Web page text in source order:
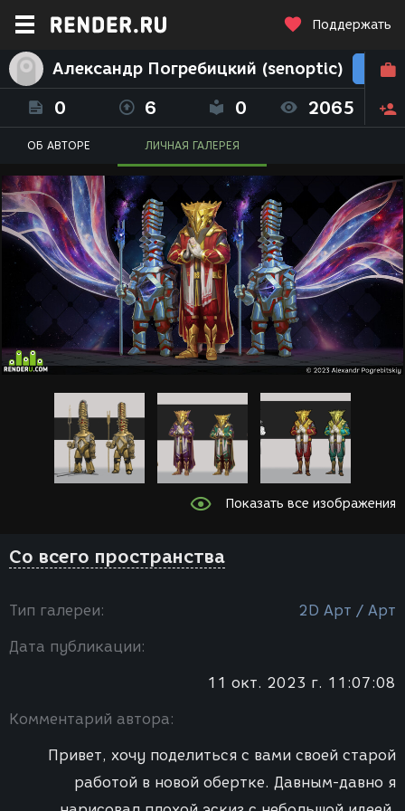
Поддержать
Александр Погребицкий (senoptic)
0 6 0 2065
ОБ АВТОРЕ ЛИЧНАЯ ГАЛЕРЕЯ
Показать все изображения
Со всего пространства
Тип галереи: 2D Арт / Арт
Дата публикации:
11 окт. 2023 г. 11:07:08
Комментарий автора:
Привет, хочу поделиться с вами своей старой
работой в новой обертке. Давным-давно я